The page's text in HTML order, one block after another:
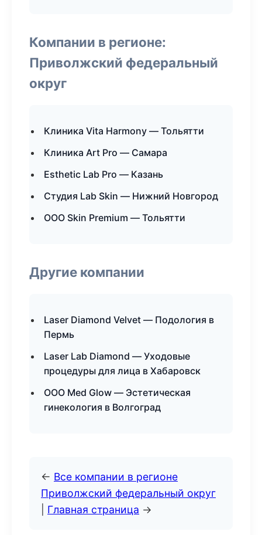
Компании в регионе:
Приволжский федеральный
округ
Клиника Vita Harmony — Тольятти
Клиника Art Pro — Самара
Esthetic Lab Pro — Казань
Студия Lab Skin — Нижний Новгород
ООО Skin Premium — Тольятти
Другие компании
Laser Diamond Velvet — Подология в
Пермь
Laser Lab Diamond — Уходовые
процедуры для лица в Хабаровск
ООО Med Glow — Эстетическая
гинекология в Волгоград
← Все компании в регионе
Приволжский федеральный округ
Главная страница →